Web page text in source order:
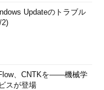
Updateのトラブル
2)
、CNTKを――機械学
スが登場